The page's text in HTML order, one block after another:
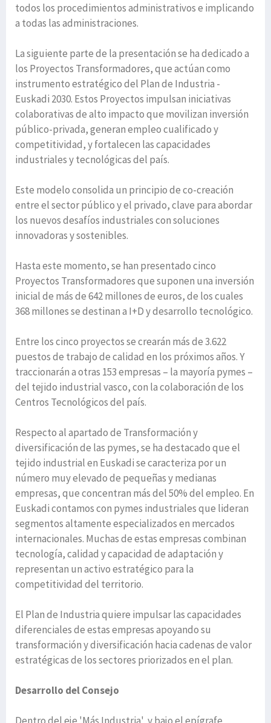
todos los procedimientos administrativos e implicando
a todas las administraciones.
La siguiente parte de la presentación se ha dedicado a
los Proyectos Transformadores, que actúan como
instrumento estratégico del Plan de Industria -
Euskadi 2030. Estos Proyectos impulsan iniciativas
colaborativas de alto impacto que movilizan inversión
público-privada, generan empleo cualificado y
competitividad, y fortalecen las capacidades
industriales y tecnológicas del país.
Este modelo consolida un principio de co-creación
entre el sector público y el privado, clave para abordar
los nuevos desafíos industriales con soluciones
innovadoras y sostenibles.
Hasta este momento, se han presentado cinco
Proyectos Transformadores que suponen una inversión
inicial de más de 642 millones de euros, de los cuales
368 millones se destinan a I+D y desarrollo tecnológico.
Entre los cinco proyectos se crearán más de 3.622
puestos de trabajo de calidad en los próximos años. Y
traccionarán a otras 153 empresas – la mayoría pymes –
del tejido industrial vasco, con la colaboración de los
Centros Tecnológicos del país.
Respecto al apartado de Transformación y
diversificación de las pymes, se ha destacado que el
tejido industrial en Euskadi se caracteriza por un
número muy elevado de pequeñas y medianas
empresas, que concentran más del 50% del empleo. En
Euskadi contamos con pymes industriales que lideran
segmentos altamente especializados en mercados
internacionales. Muchas de estas empresas combinan
tecnología, calidad y capacidad de adaptación y
representan un activo estratégico para la
competitividad del territorio.
El Plan de Industria quiere impulsar las capacidades
diferenciales de estas empresas apoyando su
transformación y diversificación hacia cadenas de valor
estratégicas de los sectores priorizados en el plan.
Desarrollo del Consejo